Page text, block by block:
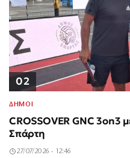
02
ΔΗΜΟΙ
CROSSOVER GNC 3on3
Σπάρτη
27/07/2026 - 12:46